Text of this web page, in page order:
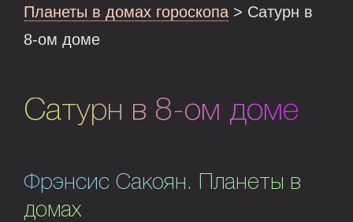
Планеты в домах гороскопа > Сатурн в
8-ом доме
Сатурн в 8-ом доме
Фрэнсис Сакоян. Планеты в
домах